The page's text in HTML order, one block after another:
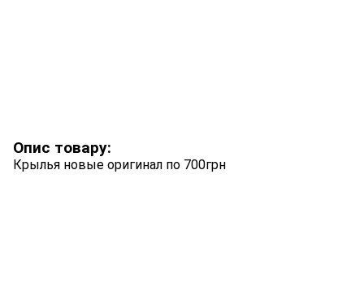
Опис товару:
Крылья новые оригинал по 700грн